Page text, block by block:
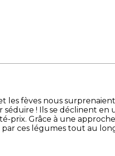
les fèves nous
! Ils se déclinent en
Grâce à une
ces légumes tout au